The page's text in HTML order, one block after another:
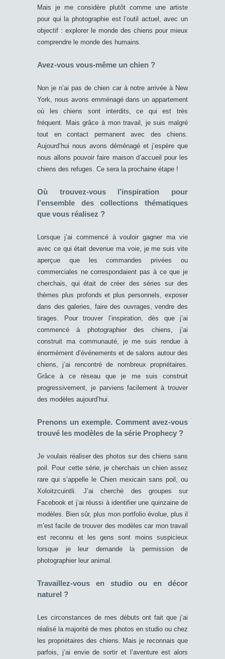
Mais je me considère plutôt comme une artiste
pour qui la photographie est l’outil actuel, avec un
objectif : explorer le monde des chiens pour mieux
comprendre le monde des humains.
Avez-vous vous-même un chien ?
Non je n’ai pas de chien car à notre arrivée à New
York, nous avons emménagé dans un appartement
où les chiens sont interdits, ce qui est très
fréquent. Mais grâce à mon travail, je suis malgré
tout en contact permanent avec des chiens.
Aujourd’hui nous avons déménagé et j’espère que
nous allons pouvoir faire maison d’accueil pour les
chiens des refuges. Ce sera la prochaine étape !
Où trouvez-vous l’inspiration pour
l’ensemble des collections thématiques
que vous réalisez ?
Lorsque j’ai commencé à vouloir gagner ma vie
avec ce qui était devenue ma voie, je me suis vite
aperçue que les commandes privées ou
commerciales ne correspondaient pas à ce que je
cherchais, qui était de créer des séries sur des
thèmes plus profonds et plus personnels, exposer
dans des galeries, faire des ouvrages, vendre des
tirages. Pour trouver l’inspiration, dès que j’ai
commencé à photographier des chiens, j’ai
construit ma communauté, je me suis rendue à
énormément d’événements et de salons autour des
chiens, j’ai rencontré de nombreux propriétaires.
Grâce à ce réseau que je me suis construit
progressivement, je parviens facilement à trouver
des modèles aujourd’hui.
Prenons un exemple. Comment avez-vous
trouvé les modèles de la série Prophecy ?
Je voulais réaliser des photos sur des chiens sans
poil. Pour cette série, je cherchais un chien assez
rare qui s’appelle le Chien mexicain sans poil, ou
Xoloitzcuintli. J’ai cherché des groupes sur
Facebook et j’ai réussi à identifier une quinzaine de
modèles. Bien sûr, plus mon portfolio évolue, plus il
m’est facile de trouver des modèles car mon travail
est reconnu et les gens sont moins suspicieux
lorsque je leur demande la permission de
photographier leur animal.
Travaillez-vous en studio ou en décor
naturel ?
Les circonstances de mes débuts ont fait que j’ai
réalisé la majorité de mes photos en studio ou chez
les propriétaires des chiens. Mais je reconnais que
parfois, j’ai envie de sortir et l’aventure est alors